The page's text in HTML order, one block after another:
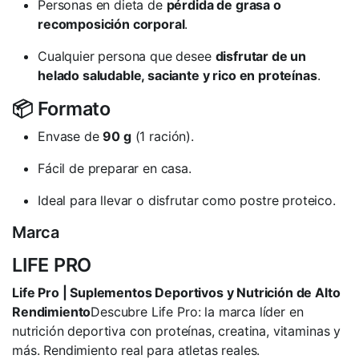
Personas en dieta de pérdida de grasa o
recomposición corporal.
Cualquier persona que desee disfrutar de un
helado saludable, saciante y rico en proteínas.
📦 Formato
Envase de90 g(1 ración).
Fácil de preparar en casa.
Ideal para llevar o disfrutar como postre proteico.
Marca
LIFE PRO
Life Pro | Suplementos Deportivos y Nutrición de Alto
RendimientoDescubre Life Pro: la marca líder en
nutrición deportiva con proteínas, creatina, vitaminas y
más. Rendimiento real para atletas reales.